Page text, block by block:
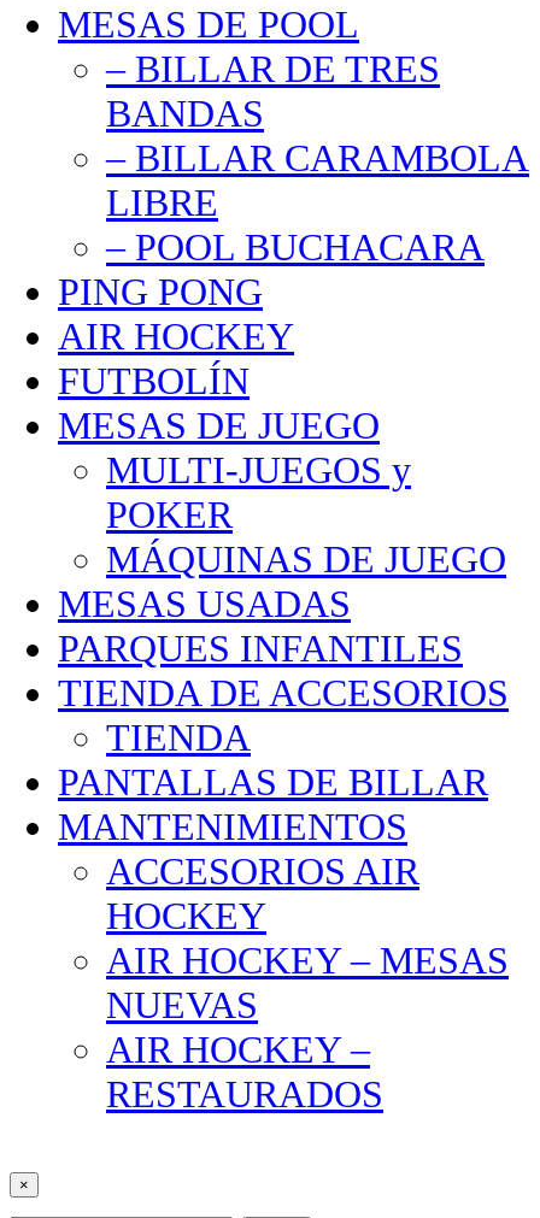
MESAS DE POOL
– BILLAR DE TRES
BANDAS
– BILLAR CARAMBOLA
LIBRE
– POOL BUCHACARA
PING PONG
AIR HOCKEY
FUTBOLÍN
MESAS DE JUEGO
MULTI-JUEGOS y
POKER
MÁQUINAS DE JUEGO
MESAS USADAS
PARQUES INFANTILES
TIENDA DE ACCESORIOS
TIENDA
PANTALLAS DE BILLAR
MANTENIMIENTOS
ACCESORIOS AIR
HOCKEY
AIR HOCKEY – MESAS
NUEVAS
AIR HOCKEY –
RESTAURADOS
×